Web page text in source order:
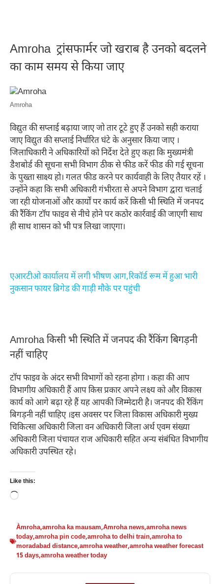
Amroha ट्रांसफार्मर जो खराब है उनको बदलने
का काम समय से किया जाए
Amroha
विद्युत की सप्लाई बढ़ाया जाए जो तार टूटे हुए हैं उनको सही कराया
जाए विद्युत की सप्लाई निर्धारित घंटे के अनुसार किया जाए ।
जिलाधिकारी ने अधिकारियों को निर्देश देते हुए कहा कि मुख्यमंत्री
डैशबोर्ड की सूचना सभी विभाग ठीक से फीड करें फीड की गई सूचना
के पुख्ता साक्ष्य हो। गलत फीड करने पर कार्यवाही के लिए तैयार रहें ।
उन्होंने कहा कि सभी अधिकारी गंभीरता से अपने विभाग द्वारा चलाई
जा रही योजनाओं और कार्यों पर कार्य करें किसी भी स्थिति में जनपद
की रैंकिंग टॉप फाइव से नीचे होने पर कठोर कार्रवाई की जाएगी साथ
ही साथ शासन को भी पत्र लिखा जाएगा।
एआरटीओ कार्यालय में लगी भीषण आग,रिकॉर्ड रूम में हुआ भारी
नुकसान फायर ब्रिगेड की गाड़ी मौके पर पहुंची
Amroha किसी भी स्थिति में जनपद की रैंकिंग बिगड़नी
नहीं चाहिए
टॉप फाइव के अंदर सभी विभागों को रहना होगा । कहा की आप
विभागीय अधिकारी हैं आप किस प्रकार अपने लक्ष्य को और विकास
कार्य को आगे बढ़ा रहे हैं यह आपकी जिम्मेदारी है। जनपद की रैंकिंग
बिगड़नी नहीं चाहिए ।इस अवसर पर जिला विकास अधिकारी मुख्य
चिकित्सा अधिकारी जिला वन अधिकारी जिला अर्थ एवम संख्या
अधिकारी जिला पंचायत राज अधिकारी सहित अन्य संबंधित विभागीय
अधिकारी उपस्थित रहे।
Like this:
Loading…
Àmroha,amroha ka mausam,Amroha news,amroha news
today,amroha pin code,amroha to delhi train,amroha to
moradabad distance,amroha weather,amroha weather forecast
15 days,amroha weather today